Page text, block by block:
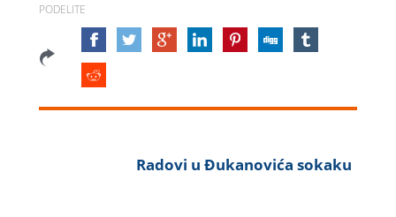
PODELITE
Radovi u Đukanovića sokaku